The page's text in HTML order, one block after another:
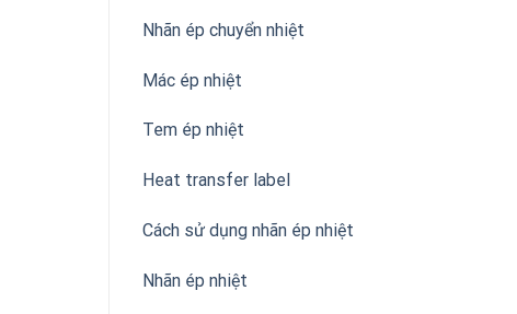
Nhãn ép chuyển nhiệt
Mác ép nhiệt
Tem ép nhiệt
Heat transfer label
Cách sử dụng nhãn ép nhiệt
Nhãn ép nhiệt